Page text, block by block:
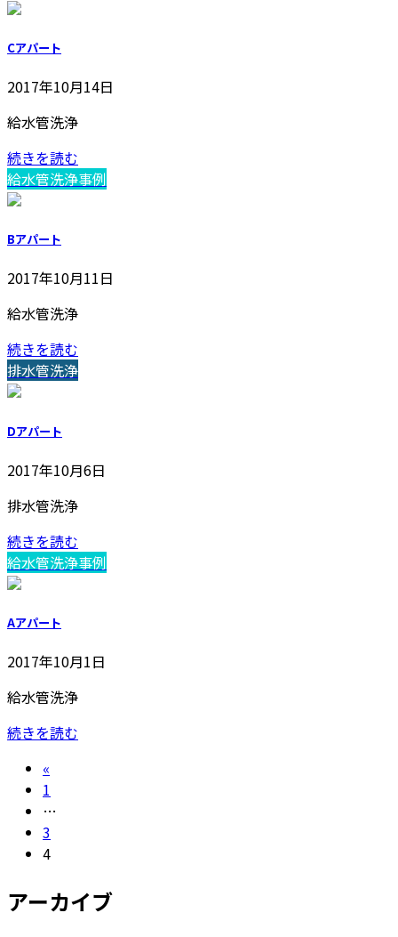
Cアパート
2017年10月14日
給水管洗浄
続きを読む
給水管洗浄事例
Bアパート
2017年10月11日
給水管洗浄
続きを読む
排水管洗浄
Dアパート
2017年10月6日
排水管洗浄
続きを読む
給水管洗浄事例
Aアパート
2017年10月1日
給水管洗浄
続きを読む
投
稿
の
ペ
ー
«
固
定
ペ
ー
1
…
固
定
ー
ジ
3
固
ペ
ー
4
アーカイブ